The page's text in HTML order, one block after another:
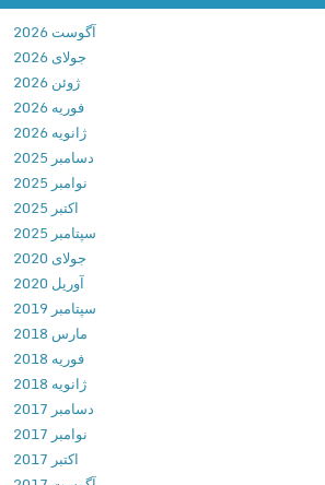
e
7
.
1
.
0
.
6
ا
ن
ل
و
د
ج
د
ی
د
آگوست 2026
جولای 2026
ژوئن 2026
فوریه 2026
ژانویه 2026
دسامبر 2025
نوامبر 2025
سپتامبر 2025
جولای 2020
آوریل 2020
سپتامبر 2019
مارس 2018
فوریه 2018
ژانویه 2018
دسامبر 2017
نوامبر 2017